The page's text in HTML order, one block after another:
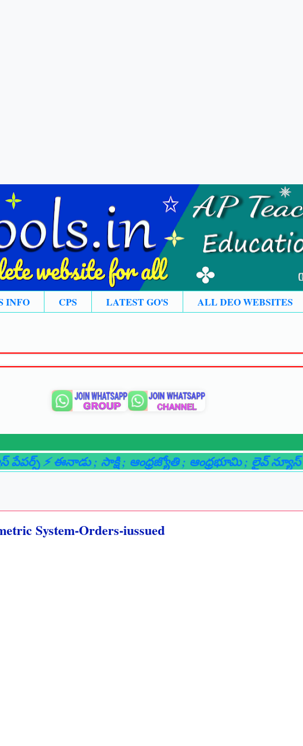
INFO CPS LATEST GO'S ALL DEO WEBSITES
⚡ ఈనాడు; సాక్షి; ఆంధ్రజ్యోతి; ఆంధ్రభూమి; లైవ్ న్యూస్ చానెల్స్
System-Orders-iussued